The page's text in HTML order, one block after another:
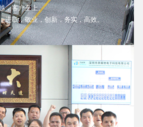
，客户至上。
进取，敬业，创新，务实，高效。